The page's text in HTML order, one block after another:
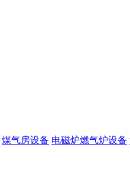
煤气房设备 电磁炉燃气炉设备